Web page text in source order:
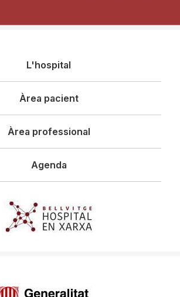
L'hospital
Àrea pacient
Àrea professional
Agenda